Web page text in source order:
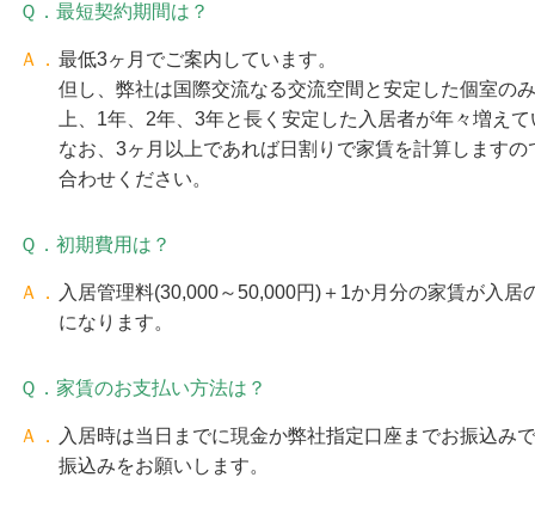
Ｑ．最短契約期間は？
Ａ． 最低3ヶ月でご案内しています。
但し、弊社は国際交流なる交流空間と安定した個室の
上、1年、2年、3年と長く安定した入居者が年々増え
なお、3ヶ月以上であれば日割りで家賃を計算します
合わせください。
Ｑ．初期費用は？
Ａ．
入居管理料(30,000～50,000円)＋1か月分の家賃が入居
になります。
Ｑ．家賃のお支払い方法は？
Ａ．
入居時は当日までに現金か弊社指定口座までお振込み
振込みをお願いします。